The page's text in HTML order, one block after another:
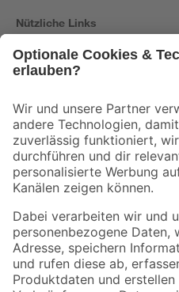
Nützliche Links
Der toom Newsletter: Keine Angebote
Zur Newsletter Anmeldung
Folge uns
Zahlungsarten